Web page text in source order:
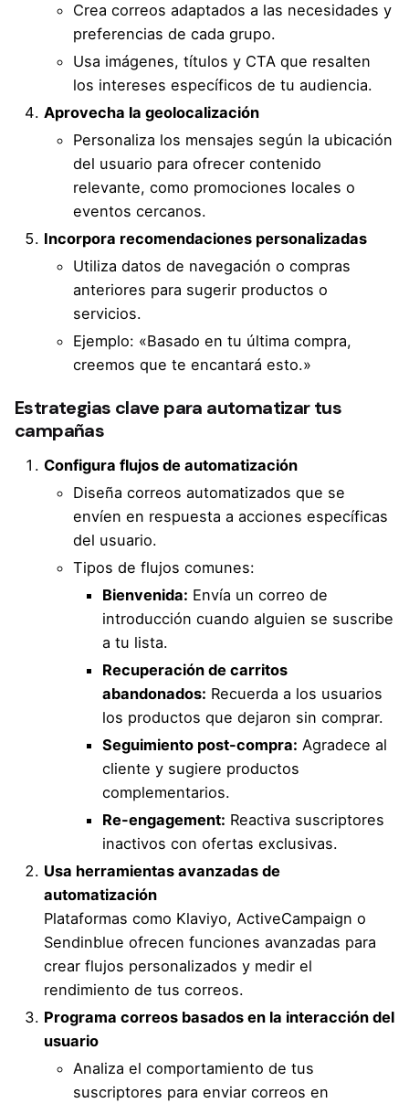
Crea correos adaptados a las necesidades y
preferencias de cada grupo.
Usa imágenes, títulos y CTA que resalten
los intereses específicos de tu audiencia.
Aprovecha la geolocalización
Personaliza los mensajes según la ubicación
del usuario para ofrecer contenido
relevante, como promociones locales o
eventos cercanos.
Incorpora recomendaciones personalizadas
Utiliza datos de navegación o compras
anteriores para sugerir productos o
servicios.
Ejemplo: «Basado en tu última compra,
creemos que te encantará esto.»
Estrategias clave para automatizar tus
campañas
Configura flujos de automatización
Diseña correos automatizados que se
envíen en respuesta a acciones específicas
del usuario.
Tipos de flujos comunes:
Bienvenida: Envía un correo de
introducción cuando alguien se suscribe
a tu lista.
Recuperación de carritos
abandonados: Recuerda a los usuarios
los productos que dejaron sin comprar.
Seguimiento post-compra: Agradece al
cliente y sugiere productos
complementarios.
Re-engagement: Reactiva suscriptores
inactivos con ofertas exclusivas.
Usa herramientas avanzadas de
automatización
Plataformas como Klaviyo, ActiveCampaign o
Sendinblue ofrecen funciones avanzadas para
crear flujos personalizados y medir el
rendimiento de tus correos.
Programa correos basados en la interacción del
usuario
Analiza el comportamiento de tus
suscriptores para enviar correos en